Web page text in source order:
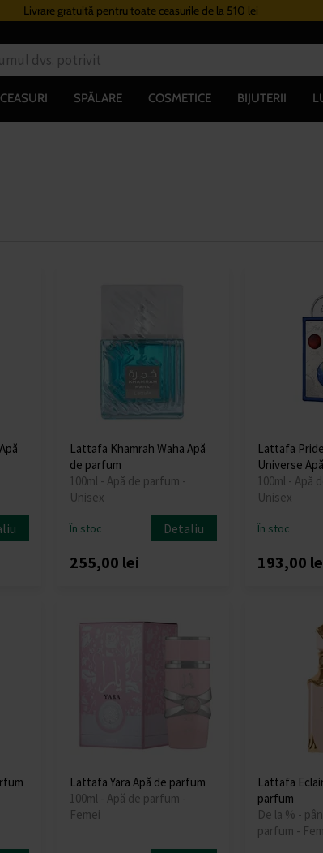
Livrare gratuită pentru toate ceasurile de la 510 lei
CEASURI SPĂLARE COSMETICE BIJUTERII
Lattafa Khamrah Waha Apă
de parfum
100ml - Apă de parfum -
Unisex
În stoc Detaliu
255,00 lei
Lattafa
Universe
100ml - Apă
Unisex
În stoc
193,00
Lattafa Yara Apă de parfum
100ml - Apă de parfum -
Femei
Lattafa
parfum
De la % -
parfum -